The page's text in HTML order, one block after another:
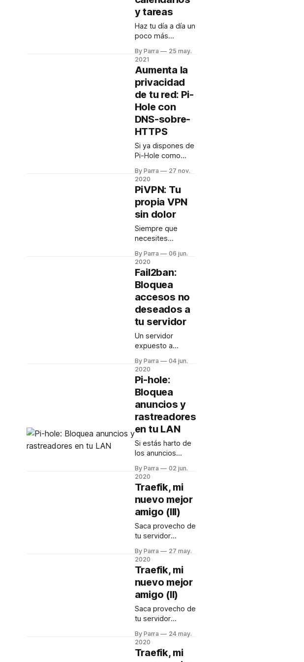
y tareas
Haz tu día a día un
poco más
Radicale y sé
dueño de tu
agenda.
By Parra
25 may.
2021
Aumenta la
privacidad
de tu red: Pi-
Hole con
DNS-sobre-
HTTPS
Si ya dispones de
Pi-Hole como
local, ahora
puedes
configurarlo para
que también
trabaje sobre
HTTPS y así
securizar aún más
By Parra
27 nov.
2020
PiVPN: Tu
propia VPN
sin dolor
Siempre que
necesites
recursos de tu
red desde fuera o
no te quede otra
que conectarte a
Internet a través
de una red
pública, nunca
está de más
tener tu propia
VPN. ¡No cuesta
nada y te puede
salvar de muchos
problemas!
By Parra
06 jun.
2020
Fail2ban:
Bloquea
accesos no
deseados a
tu servidor
Un servidor
expuesto a
susceptible de
ser atacado
constantemente.
No siempre
podemos estar
completamente
protegidos, pero
al menos sí
podemos
cubrirnos ante
ataques de fuerza
bruta si
necesitamos
exponer servicios
delicados como
SSH o servicios
web
By Parra
04 jun.
2020
Pi-hole:
Bloquea
anuncios y
rastreadores
en tu LAN
Si estás harto de
los anuncios
cuando entras en
una página web y
no quieres que te
rastreen cada
movimiento que
haces, ¡entonces
Pi-Hole es lo que
buscando!
By Parra
02 jun.
2020
Traefik, mi
nuevo mejor
amigo (III)
Saca provecho de
tu servidor
peticiones de
distintos servicios
a través de un
proxy inverso
By Parra
27 may.
2020
Traefik, mi
nuevo mejor
amigo (II)
Saca provecho de
tu servidor
peticiones de
distintos servicios
a través de un
By Parra
24 may.
2020
Traefik, mi